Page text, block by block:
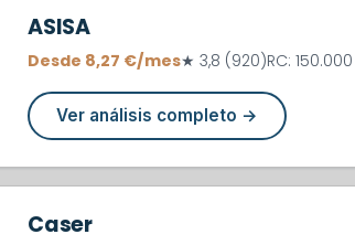
ASISA
Desde 8,27 €/mes★ 3,8 (920)RC:
Ver análisis completo →
Caser